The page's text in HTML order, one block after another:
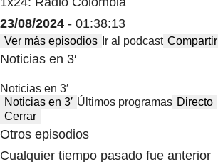
23/08/2024 - 01:38:13
Ver más episodios Ir al podcast Compartir
Noticias en 3′
Noticias en 3′
Noticias en 3′ Últimos programas Directo
Cerrar
Otros episodios
Cualquier tiempo pasado fue anterior